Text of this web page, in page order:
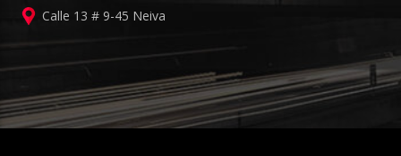
Calle 13 # 9-45 Neiva